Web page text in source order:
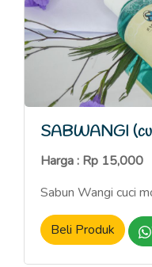
SABWANGI
Harga : Rp 15,000
Sabun Wangi cuci
Beli Produk